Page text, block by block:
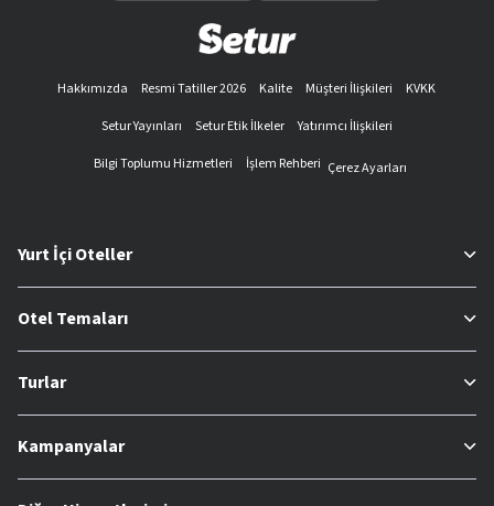
Hakkımızda Resmi Tatiller 2026 Kalite Müşteri İlişkileri
KVKK
Setur Yayınları
Setur Etik İlkeler
Yatırımcı İlişkileri
Bilgi Toplumu Hizmetleri
İşlem Rehberi Çerez Ayarları
Yurt İçi Oteller
Otel Temaları
Turlar
Kampanyalar